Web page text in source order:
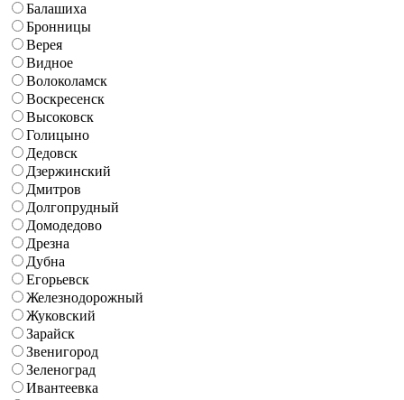
Балашиха
Бронницы
Верея
Видное
Волоколамск
Воскресенск
Высоковск
Голицыно
Дедовск
Дзержинский
Дмитров
Долгопрудный
Домодедово
Дрезна
Дубна
Егорьевск
Железнодорожный
Жуковский
Зарайск
Звенигород
Зеленоград
Ивантеевка